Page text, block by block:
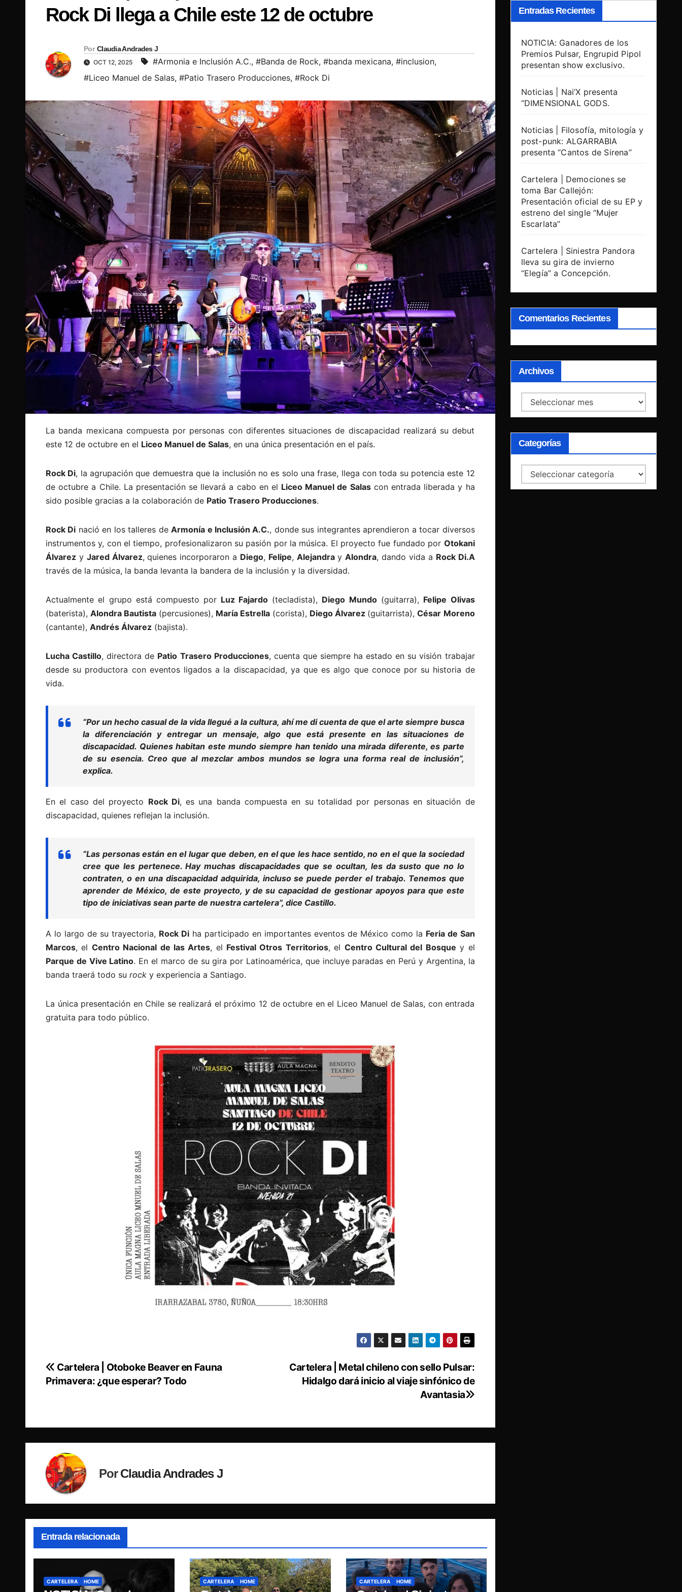
Rock Di llega a Chile este 12 de octubre
Por Claudia Andrades J
OCT 12, 2025 #Armonia e Inclusión A.C., #Banda de Rock, #banda mexicana, #inclusion,
#Liceo Manuel de Salas, #Patio Trasero Producciones, #Rock Di
La banda mexicana compuesta por personas con diferentes situaciones de discapacidad realizará su debut
este 12 de octubre en el Liceo Manuel de Salas, en una única presentación en el país.
Rock Di, la agrupación que demuestra que la inclusión no es solo una frase, llega con toda su potencia este 12
de octubre a Chile. La presentación se llevará a cabo en el Liceo Manuel de Salascon entrada liberada y ha
sido posible gracias a la colaboración de Patio Trasero Producciones.
Rock Di nació en los talleres deArmonía e Inclusión A.C., donde sus integrantes aprendieron a tocar diversos
instrumentos y, con el tiempo, profesionalizaron su pasión por la música. El proyecto fue fundado por Otokani
Álvarez y Jared Álvarez, quienes incorporaron a Diego, Felipe, AlejandrayAlondra, dando vida a Rock Di.A
través de la música, la banda levanta la bandera de la inclusión y la diversidad.
Actualmente el grupo está compuesto por Luz Fajardo(tecladista), Diego Mundo(guitarra), Felipe Olivas
(baterista),Alondra Bautista (percusiones), María Estrella (corista), Diego Álvarez (guitarrista),César Moreno
(cantante), Andrés Álvarez (bajista).
Lucha Castillo, directora de Patio Trasero Producciones, cuenta que siempre ha estado en su visión trabajar
desde su productora con eventos ligados a la discapacidad, ya que es algo que conoce por su historia de
vida.
“Por un hecho casual de la vida llegué a la cultura, ahí me di cuenta de que el arte siempre busca
la diferenciación y entregar un mensaje, algo que está presente en las situaciones de
discapacidad. Quienes habitan este mundo siempre han tenido una mirada diferente, es parte
de su esencia. Creo que al mezclar ambos mundos se logra una forma real de inclusión”,
explica.
En el caso del proyecto Rock Di, es una banda compuesta en su totalidad por personas en situación de
discapacidad, quienes reflejan la inclusión.
“Las personas están en el lugar que deben, en el que les hace sentido, no en el que la sociedad
cree que les pertenece. Hay muchas discapacidades que se ocultan, les da susto que no lo
contraten, o en una discapacidad adquirida, incluso se puede perder el trabajo. Tenemos que
aprender de México, de este proyecto, y de su capacidad de gestionar apoyos para que este
tipo de iniciativas sean parte de nuestra cartelera”, dice Castillo.
A lo largo de su trayectoria, Rock Diha participado en importantes eventos de México como la Feria de San
Marcos, el Centro Nacional de las Artes, el Festival Otros Territorios, el Centro Cultural del Bosque y el
Parque de Vive Latino. En el marco de su gira por Latinoamérica, que incluye paradas en Perú y Argentina, la
banda traerá todo su rock y experiencia a Santiago.
La única presentación en Chile se realizará el próximo 12 de octubre en el Liceo Manuel de Salas, con entrada
gratuita para todo público.
Navegación
Cartelera | Metal chileno con sello Pulsar:
Hidalgo dará inicio al viaje sinfónico de
Avantasia
Cartelera | Otoboke Beaver en Fauna
Primavera: ¿que esperar? Todo
PorClaudia Andrades J
Entrada relacionada
CARTELERA HOME CARTELERA HOME CARTELERA HOME
Entradas Recientes
NOTICIA: Ganadores de los
Premios Pulsar, Engrupid Pipol
presentan show exclusivo.
Noticias | Nai’X presenta
“DIMENSIONAL GODS.
Noticias | Filosofía, mitología y
post-punk: ALGARRABIA
presenta “Cantos de Sirena”
Cartelera | Demociones se
toma Bar Callejón:
Presentación oficial de su EP y
estreno del single “Mujer
Escarlata”
Cartelera | Siniestra Pandora
lleva su gira de invierno
“Elegía” a Concepción.
Comentarios Recientes
Archivos
Archivos
Categorías
Categorías